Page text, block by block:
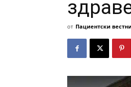
от Пациентски